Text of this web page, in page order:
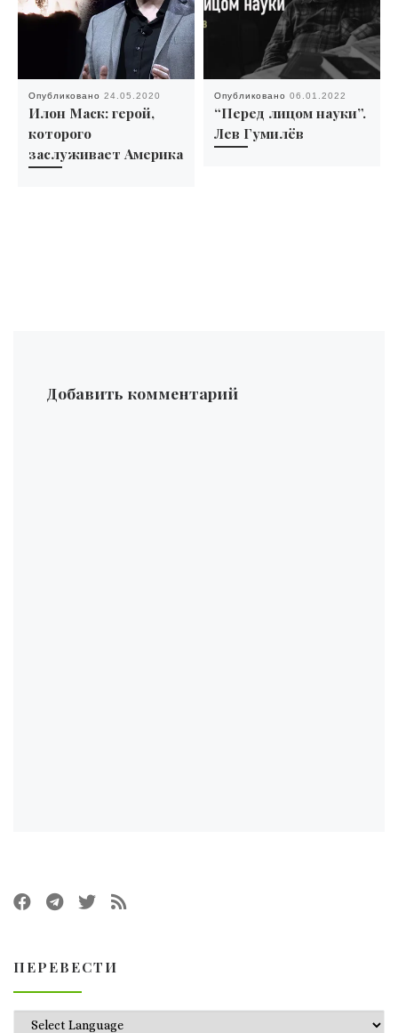
Опубликовано 24.05.2020
Илон Маск: герой,
которого
заслуживает Америка
Опубликовано 06.01.2022
“Перед лицом науки”.
Лев Гумилёв
Добавить комментарий
ПЕРЕВЕСТИ